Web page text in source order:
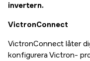
invertern.
VictronConnect
VictronConnect låter
konfigurera Victron-